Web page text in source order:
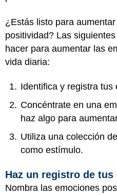
¿Estás listo para
positividad? Las
hacer para aumentar las
vida diaria:
Identifica y registra tus
Concéntrate en una
haz algo para
Utiliza una colección
como estímulo.
Haz un registro de
Nombra las emociones